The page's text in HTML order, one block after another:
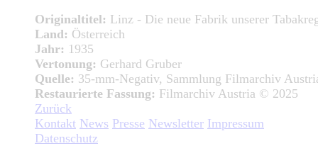
Originaltitel: Linz - Die neue Fabrik unserer
Land: Österreich
Jahr: 1935
Vertonung: Gerhard Gruber
Quelle: 35-mm-Negativ, Sammlung Filmarchiv
Restaurierte Fassung: Filmarchiv Austria © 2025
Zurück
Kontakt News Presse Newsletter Impressum
Datenschutz